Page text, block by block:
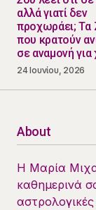
αλλά γιατί δεν
προχωράει; Τα
που κρατούν
σε αναμονή για
24 Ιουνίου, 2026
About
Η Μαρία
καθημερινά